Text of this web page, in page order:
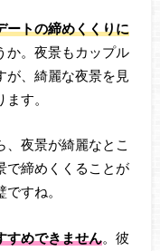
ートの締めくくりに
か。夜景もカップル
が、綺麗な夜景を見
す。
、夜景が綺麗なとこ
で締めくくることが
すね。
すめできません。彼